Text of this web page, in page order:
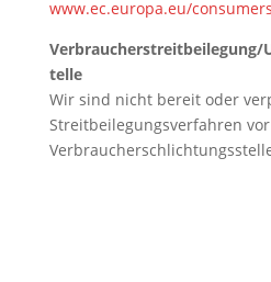
www.ec.europa.eu/
Verbraucherstreitbeilegung/
telle
Wir sind nicht bereit oder
Streitbeilegungsverfahren